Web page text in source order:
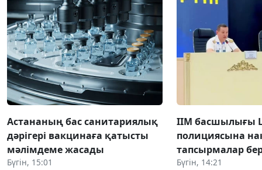
Астананың бас санитариялық
дәрігері вакцинаға қатысты
мәлімдеме жасады
Бүгін, 15:01
ІІМ басшылығы
полициясына
тапсырмалар
Бүгін, 14:21